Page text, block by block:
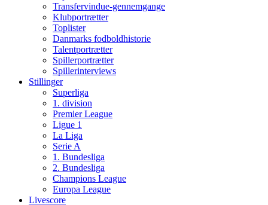
Transfervindue-gennemgange
Klubportrætter
Toplister
Danmarks fodboldhistorie
Talentportrætter
Spillerportrætter
Spillerinterviews
Stillinger
Superliga
1. division
Premier League
Ligue 1
La Liga
Serie A
1. Bundesliga
2. Bundesliga
Champions League
Europa League
Livescore